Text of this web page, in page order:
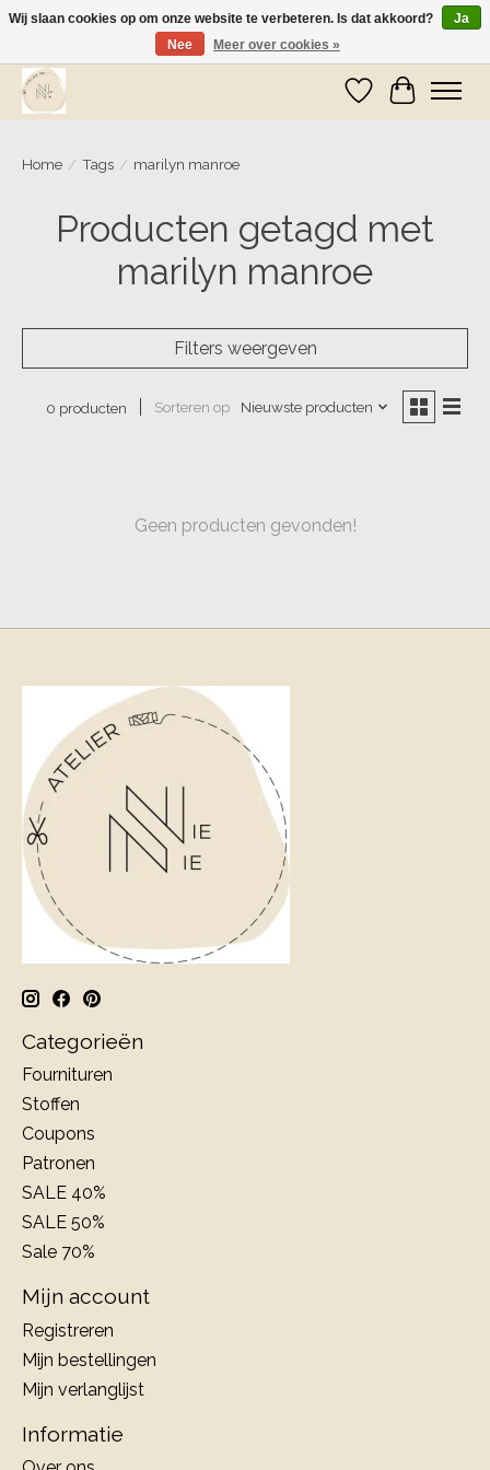
Wij zijn op vakantie! Vanaf zaterdag 9 mei worden er weer pakketjes verzonden
Verlanglijst
Home / Tags / marilyn manroe
Producten getagd met
marilyn manroe
Filters weergeven
0 producten Sorteren op Nieuwste producten
Geen producten gevonden!
Categorieën
Fournituren
Stoffen
Coupons
Patronen
SALE 40%
SALE 50%
Sale 70%
Mijn account
Registreren
Mijn bestellingen
Mijn verlanglijst
Informatie
Wij slaan cookies op om onze website te verbeteren. Is dat akkoord?
Ja
Nee
Meer over cookies »